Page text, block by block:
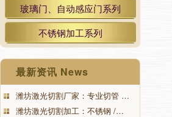
玻璃门、自动感应门系列
不锈钢加工系列
最新资讯 News
潍坊激光切割厂家：专业切管 …
潍坊激光切割加工：不锈钢 /…